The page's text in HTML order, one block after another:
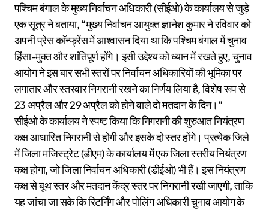
पश्चिम बंगाल के मुख्य निर्वाचन अधिकारी (सीईओ) के कार्यालय से जुड़े
एक सूत्र ने बताया, “मुख्य निर्वाचन आयुक्त ज्ञानेश कुमार ने रविवार को
अपनी प्रेस कॉन्फ्रेंस में आश्वासन दिया था कि पश्चिम बंगाल में चुनाव
हिंसा-मुक्त और शांतिपूर्ण होंगे। इसी उद्देश्य को ध्यान में रखते हुए, चुनाव
आयोग ने इस बार सभी स्तरों पर निर्वाचन अधिकारियों की भूमिका पर
लगातार और स्तरवार निगरानी रखने का निर्णय लिया है, विशेष रूप से
23 अप्रैल और 29 अप्रैल को होने वाले दो मतदान के दिन।”
सीईओ के कार्यालय ने स्पष्ट किया कि निगरानी की शुरुआत नियंत्रण
कक्ष आधारित निगरानी से होगी और इसके दो स्तर होंगे। प्रत्येक जिले
में जिला मजिस्ट्रेट (डीएम) के कार्यालय में एक जिला स्तरीय नियंत्रण
कक्ष होगा, जो जिला निर्वाचन अधिकारी (डीईओ) भी हैं। इस नियंत्रण
कक्ष से बूथ स्तर और मतदान केंद्र स्तर पर निगरानी रखी जाएगी, ताकि
यह जांचा जा सके कि रिटर्निंग और पोलिंग अधिकारी चुनाव आयोग के